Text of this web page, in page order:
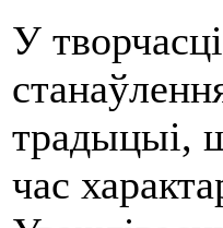
У
традыцыі,
час